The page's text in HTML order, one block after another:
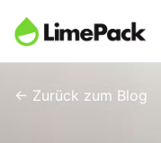
← Zurück zum Blog